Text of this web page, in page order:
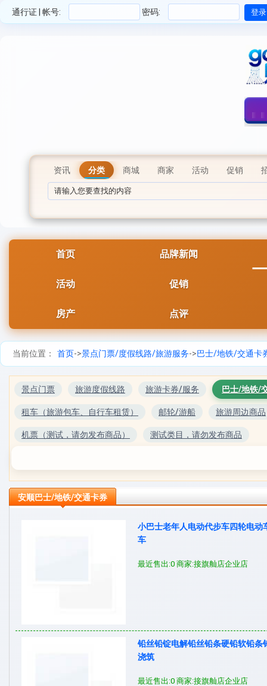
通行证 | 帐号: 密码:
资讯 分类 商城 商家 活动 促销
首页 品牌新闻
活动 促销
房产 点评
当前位置： 首页->景点门票/度假线路/旅游服务->巴士/地铁/交通卡
景点门票 旅游度假线路 旅游卡券/服务 巴士/地铁/
租车（旅游包车、自行车租赁） 邮轮/游船 旅游周边商品
机票（测试，请勿发布商品） 测试类目，请勿发布商品
安顺巴士/地铁/交通卡券
小巴士老年人电动代步车四轮电动
车
最近售出:0 商家:接旗舢店企业店
铅丝铅锭电解铅丝铅条硬铅软铅条
浇筑
最近售出:0 商家:接旗舢店企业店